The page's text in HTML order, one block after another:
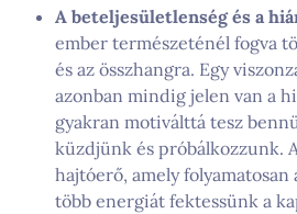
A beteljesületlenség és a
ember természeténél fogva
és az összhangra. Egy
azonban mindig jelen van a
gyakran motiválttá tesz
küzdjünk és próbálkozzunk.
hajtóerő, amely
több energiát fektessünk a